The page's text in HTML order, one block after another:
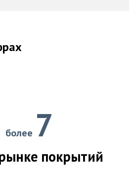
более 7
покрытий